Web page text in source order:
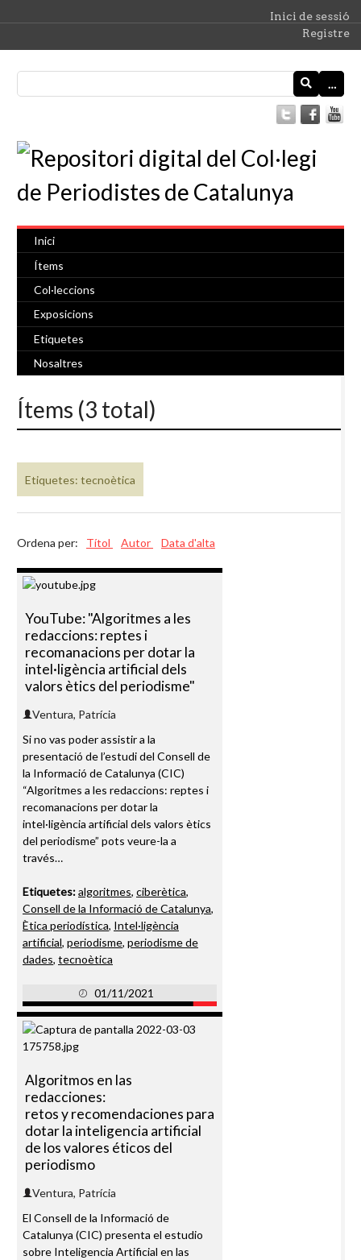
Inici de sessió
Registre
…
Inici
Ítems
Col·leccions
Exposicions
Etiquetes
Nosaltres
Ítems (3 total)
Etiquetes: tecnoètica
Ordena per: Títol Autor Data d'alta
YouTube: "Algoritmes a les
redaccions: reptes i
recomanacions per dotar la
intel·ligència artificial dels
valors ètics del periodisme"
Ventura, Patrícia
Si no vas poder assistir a la
presentació de l’estudi del Consell de
la Informació de Catalunya (CIC)
“Algoritmes a les redaccions: reptes i
recomanacions per dotar la
intel·ligència artificial dels valors ètics
del periodisme” pots veure-la a
través…
Etiquetes:algoritmes, ciberètica,
Consell de la Informació de Catalunya,
Ètica periodística, Intel·ligència
artificial, periodisme, periodisme de
dades, tecnoètica
01/11/2021
Algoritmos en las
redacciones:
retos y recomendaciones para
dotar la inteligencia artificial
de los valores éticos del
periodismo
Ventura, Patrícia
El Consell de la Informació de
Catalunya (CIC) presenta el estudio
sobre Inteligencia Artificial en las